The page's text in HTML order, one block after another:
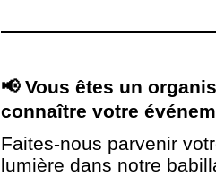
📢 Vous êtes un
connaître votre
Faites-nous parvenir
lumière dans notre